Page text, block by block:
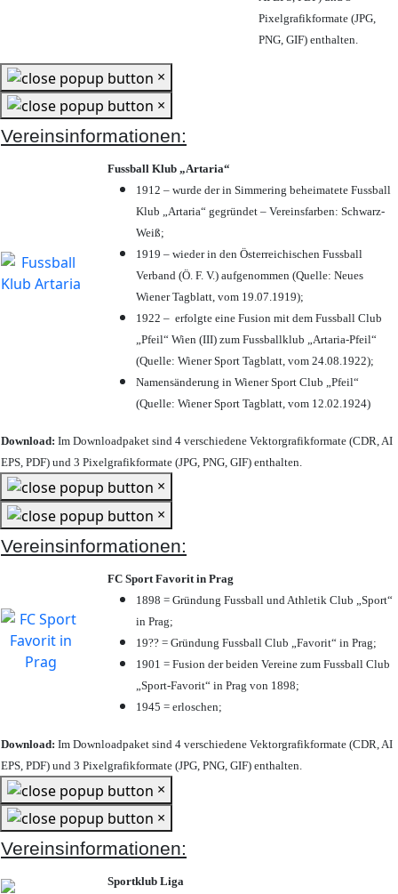
Pixelgrafikformate (JPG,
PNG, GIF) enthalten.
×
×
Vereinsinformationen:
Fussball Klub „Artaria“
1912 – wurde der in Simmering beheimatete Fussball
Klub „Artaria“ gegründet – Vereinsfarben: Schwarz-
Weiß;
1919 – wieder in den Österreichischen Fussball
Verband (Ö. F. V.) aufgenommen (Quelle: Neues
Wiener Tagblatt, vom 19.07.1919);
1922 – erfolgte eine Fusion mit dem Fussball Club
„Pfeil“ Wien (III) zum Fussballklub „Artaria-Pfeil“
(Quelle: Wiener Sport Tagblatt, vom 24.08.1922);
Namensänderung in Wiener Sport Club „Pfeil“
(Quelle: Wiener Sport Tagblatt, vom 12.02.1924)
Download: Im Downloadpaket sind 4 verschiedene Vektorgrafikformate (CDR, AI
EPS, PDF) und 3 Pixelgrafikformate (JPG, PNG, GIF) enthalten.
×
×
Vereinsinformationen:
FC Sport Favorit in Prag
1898 = Gründung Fussball und Athletik Club „Sport“
in Prag;
19?? = Gründung Fussball Club „Favorit“ in Prag;
1901 = Fusion der beiden Vereine zum Fussball Club
„Sport-Favorit“ in Prag von 1898;
1945 = erloschen;
Download: Im Downloadpaket sind 4 verschiedene Vektorgrafikformate (CDR, AI
EPS, PDF) und 3 Pixelgrafikformate (JPG, PNG, GIF) enthalten.
×
×
Vereinsinformationen:
Sportklub Liga